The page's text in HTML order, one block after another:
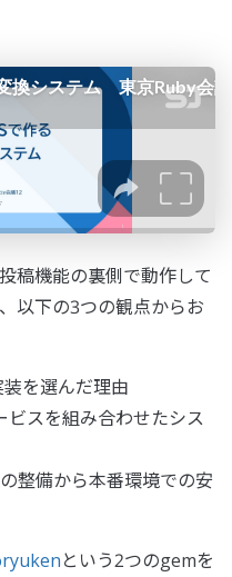
稿機能の裏側で動作して
以下の3つの観点からお
を選んだ理由
ビスを組み合わせたシス
整備から本番環境での安
という2つのgemを